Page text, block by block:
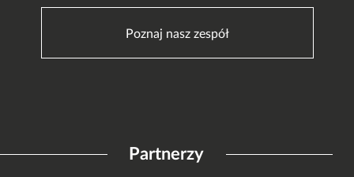
Poznaj nasz zespół
Partnerzy